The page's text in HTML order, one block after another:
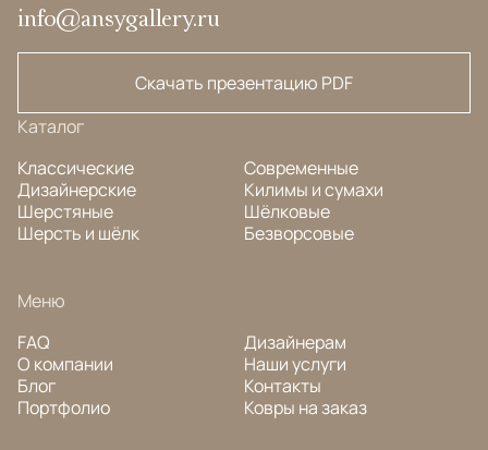
info@ansygallery.ru
Скачать презентацию PDF
Каталог
Классические
Дизайнерские
Шерстяные
Шерсть и шёлк
Современные
Килимы и сумахи
Шёлковые
Безворсовые
Меню
FAQ
О компании
Блог
Портфолио
Дизайнерам
Наши услуги
Контакты
Ковры на заказ